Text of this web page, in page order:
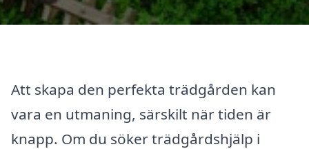
Att skapa den perfekta trädgården kan
vara en utmaning, särskilt när tiden är
knapp. Om du söker trädgårdshjälp i